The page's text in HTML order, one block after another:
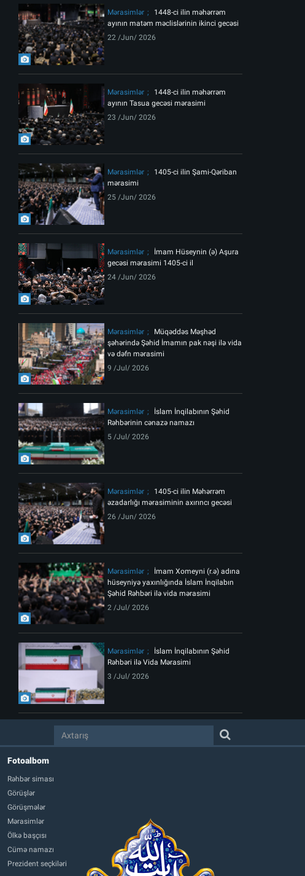
matəm mərasiminin birinci gecəsi
Next
Mərasimlər
1448-ci ilin məhərrəm
ayının matəm məclislərinin ikinci gecəsi
22 /Jun/ 2026
Mərasimlər
1448-ci ilin məhərrəm
ayının Tasua gecəsi mərasimi
23 /Jun/ 2026
Mərasimlər
1405-ci ilin Şami-Qəriban
mərasimi
25 /Jun/ 2026
Mərasimlər
İmam Hüseynin (ə) Aşura
gecəsi mərasimi 1405-ci il
24 /Jun/ 2026
Mərasimlər
Müqəddəs Məşhəd
şəhərində Şəhid İmamın pak nəşi ilə vida
və dəfn mərasimi
9 /Jul/ 2026
Mərasimlər
İslam İnqilabının Şəhid
Rəhbərinin cənazə namazı
5 /Jul/ 2026
Mərasimlər
1405-ci ilin Məhərrəm
əzadarlığı mərasiminin axırıncı gecəsi
26 /Jun/ 2026
Mərasimlər
İmam Xomeyni (r.ə) adına
hüseyniyə yaxınlığında İslam İnqilabın
Şəhid Rəhbəri ilə vida mərasimi
2 /Jul/ 2026
Mərasimlər
İslam İnqilabının Şəhid
Rəhbəri ilə Vida Mərasimi
3 /Jul/ 2026
Fotoalbom
Rəhbər siması
Görüşlər
Görüşmələr
Mərasimlər
Ölkə başçısı
Cümə namazı
Prezident seçkiləri